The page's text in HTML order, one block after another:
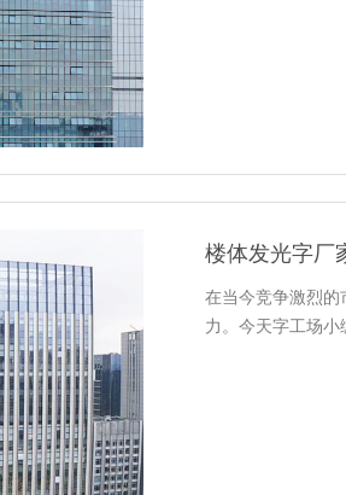
楼体发光字厂
在当今竞争激烈的
力。今天字工场